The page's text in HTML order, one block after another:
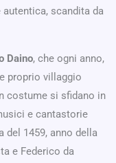
scandita da
Daino, che ogni anno,
proprio villaggio
costume si sfidano in
e cantastorie
del 1459, anno della
e Federico da